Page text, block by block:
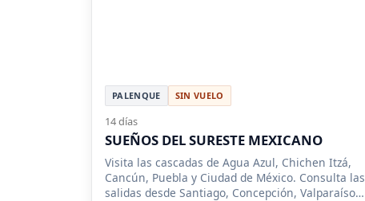
PALENQUE SIN VUELO
14 días
SUEÑOS DEL SURESTE MEXICANO
Visita las cascadas de Agua Azul, Chichen Itzá,
Cancún, Puebla y Ciudad de México. Consulta las
salidas desde Santiago, Concepción, Valparaíso.